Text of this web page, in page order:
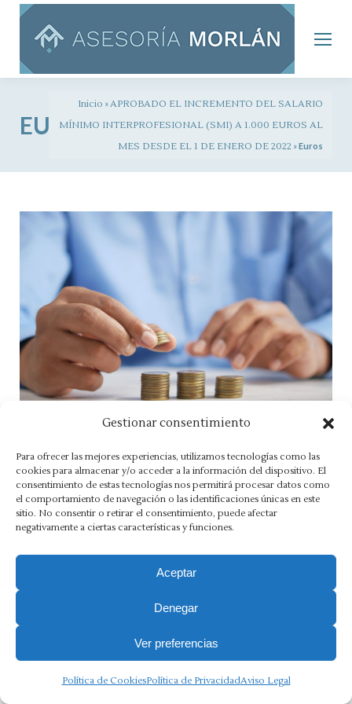
Gestionar consentimiento
Para ofrecer las mejores experiencias, utilizamos tecnologías como las
cookies para almacenar y/o acceder a la información del dispositivo. El
consentimiento de estas tecnologías nos permitirá procesar datos como
el comportamiento de navegación o las identificaciones únicas en este
sitio. No consentir o retirar el consentimiento, puede afectar
negativamente a ciertas características y funciones.
Aceptar
Denegar
Ver preferencias
Política de CookiesPolítica de PrivacidadAviso Legal
EUROS
Inicio »APROBADO EL INCREMENTO DEL SALARIO
MÍNIMO INTERPROFESIONAL (SMI) A 1.000 EUROS AL
MES DESDE EL 1 DE ENERO DE 2022 »Euros
Aviso Legal·Política de Privacidad·Política de Cookies·
Canal Ético